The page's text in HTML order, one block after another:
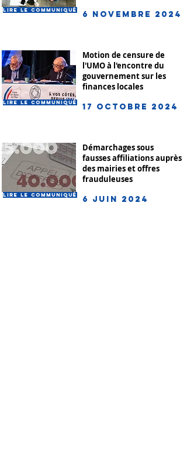
Lire le communiqué 6 novembre 2024
Motion de censure de
l'UMO à l'encontre du
gouvernement sur les
finances locales
Lire le communiqué 17 octobre 2024
Démarchages sous
fausses affiliations auprès
des mairies et offres
frauduleuses
Lire le communiqué 6 juin 2024